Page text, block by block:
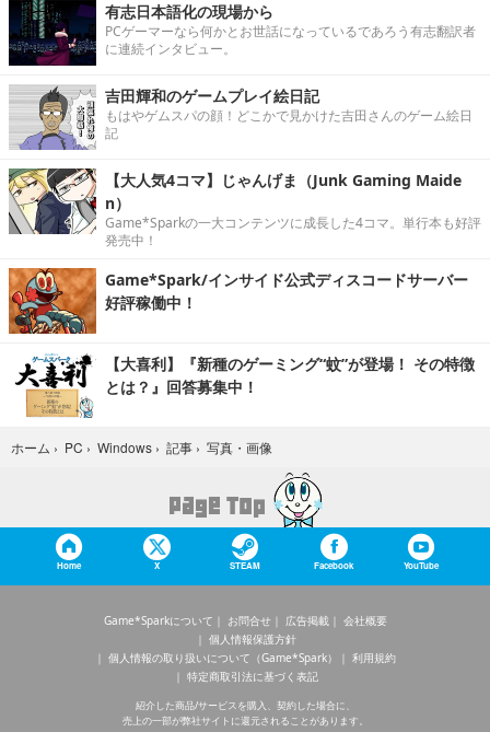
有志日本語化の現場から
PCゲーマーなら何かとお世話になっているであろう有志翻訳者
に連続インタビュー。
吉田輝和のゲームプレイ絵日記
もはやゲムスパの顔！どこかで見かけた吉田さんのゲーム絵日
記
【大人気4コマ】じゃんげま（Junk Gaming Maide
n）
Game*Sparkの一大コンテンツに成長した4コマ。単行本も好評
発売中！
Game*Spark/インサイド公式ディスコードサーバー
好評稼働中！
【大喜利】『新種のゲーミング“蚊”が登場！ その特徴
とは？』回答募集中！
ホーム › PC › Windows › 記事 › 写真・画像
Home X STEAM Facebook YouTube
Game*Sparkについて お問合せ 広告掲載
会社概要
個人情報保護方針
個人情報の取り扱いについて（Game*Spark）
利用規約
特定商取引法に基づく表記
紹介した商品/サービスを購入、契約した場合に、
売上の一部が弊社サイトに還元されることがあります。